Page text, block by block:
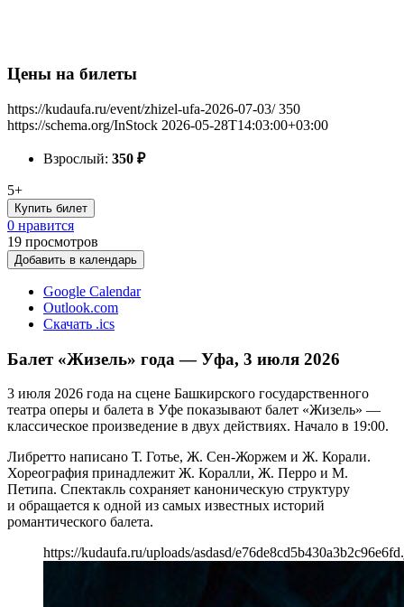
Цены на билеты
https://kudaufa.ru/event/zhizel-ufa-2026-07-03/ 350
https://schema.org/InStock 2026-05-28T14:03:00+03:00
Взрослый: 350 ₽
5+
Купить билет
0 нравится
19 просмотров
Добавить в календарь
Google Calendar
Outlook.com
Скачать .ics
Балет «Жизель» года — Уфа, 3 июля 2026
3 июля 2026 года на сцене Башкирского государственного
театра оперы и балета в Уфе показывают балет «Жизель» —
классическое произведение в двух действиях. Начало в 19:00.
Либретто написано Т. Готье, Ж. Сен-Жоржем и Ж. Корали.
Хореография принадлежит Ж. Коралли, Ж. Перро и М.
Петипа. Спектакль сохраняет каноническую структуру
и обращается к одной из самых известных историй
романтического балета.
https://kudaufa.ru/uploads/asdasd/